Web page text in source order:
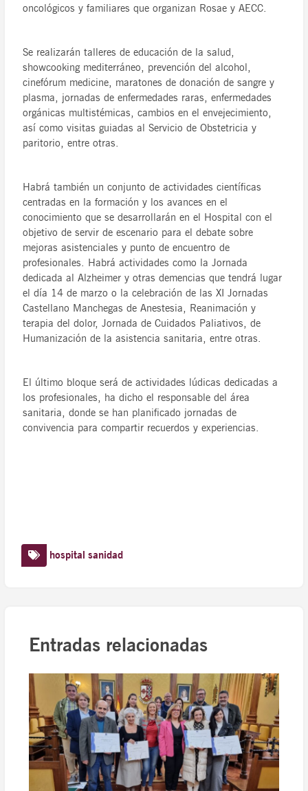
oncológicos y familiares que organizan Rosae y AECC.
Se realizarán talleres de educación de la salud,
showcooking mediterráneo, prevención del alcohol,
cinefórum medicine, maratones de donación de sangre y
plasma, jornadas de enfermedades raras, enfermedades
orgánicas multistémicas, cambios en el envejecimiento,
así como visitas guiadas al Servicio de Obstetricia y
paritorio, entre otras.
Habrá también un conjunto de actividades científicas
centradas en la formación y los avances en el
conocimiento que se desarrollarán en el Hospital con el
objetivo de servir de escenario para el debate sobre
mejoras asistenciales y punto de encuentro de
profesionales. Habrá actividades como la Jornada
dedicada al Alzheimer y otras demencias que tendrá lugar
el día 14 de marzo o la celebración de las XI Jornadas
Castellano Manchegas de Anestesia, Reanimación y
terapia del dolor, Jornada de Cuidados Paliativos, de
Humanización de la asistencia sanitaria, entre otras.
El último bloque será de actividades lúdicas dedicadas a
los profesionales, ha dicho el responsable del área
sanitaria, donde se han planificado jornadas de
convivencia para compartir recuerdos y experiencias.
hospital sanidad
Entradas relacionadas